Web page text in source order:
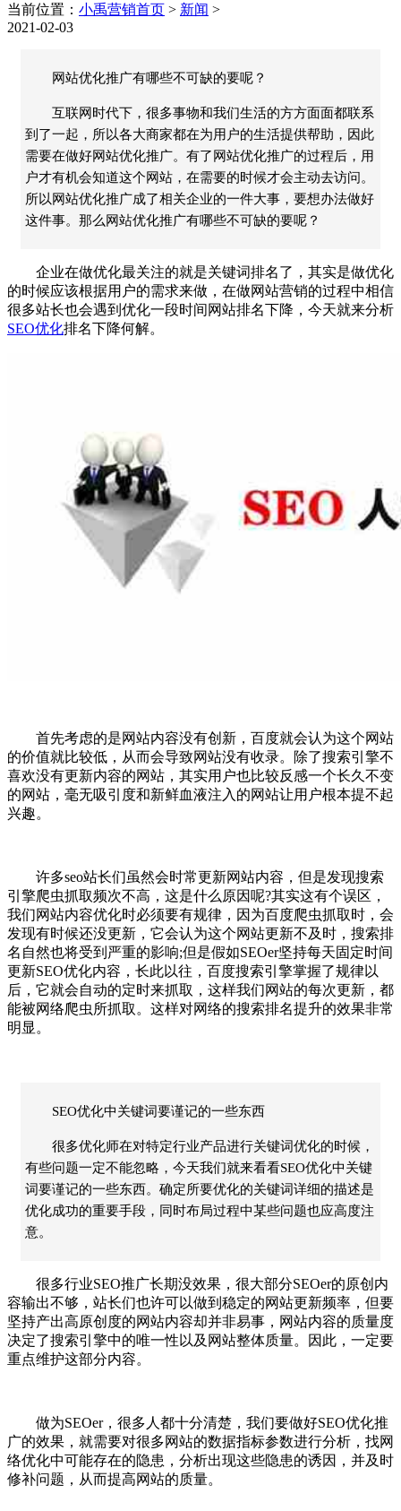
当前位置： 小禹营销首页 > 新闻 >
2021-02-03
网站优化推广有哪些不可缺的要呢？
互联网时代下，很多事物和我们生活的方方面面都联系
到了一起，所以各大商家都在为用户的生活提供帮助，因此
需要在做好网站优化推广。有了网站优化推广的过程后，用
户才有机会知道这个网站，在需要的时候才会主动去访问。
所以网站优化推广成了相关企业的一件大事，要想办法做好
这件事。那么网站优化推广有哪些不可缺的要呢？
企业在做优化最关注的就是关键词排名了，其实是做优化
的时候应该根据用户的需求来做，在做网站营销的过程中相信
很多站长也会遇到优化一段时间网站排名下降，今天就来分析
SEO优化排名下降何解。
首先考虑的是网站内容没有创新，百度就会认为这个网站
的价值就比较低，从而会导致网站没有收录。除了搜索引擎不
喜欢没有更新内容的网站，其实用户也比较反感一个长久不变
的网站，毫无吸引度和新鲜血液注入的网站让用户根本提不起
兴趣。
许多seo站长们虽然会时常更新网站内容，但是发现搜索
引擎爬虫抓取频次不高，这是什么原因呢?其实这有个误区，
我们网站内容优化时必须要有规律，因为百度爬虫抓取时，会
发现有时候还没更新，它会认为这个网站更新不及时，搜索排
名自然也将受到严重的影响;但是假如SEOer坚持每天固定时间
更新SEO优化内容，长此以往，百度搜索引擎掌握了规律以
后，它就会自动的定时来抓取，这样我们网站的每次更新，都
能被网络爬虫所抓取。这样对网络的搜索排名提升的效果非常
明显。
SEO优化中关键词要谨记的一些东西
很多优化师在对特定行业产品进行关键词优化的时候，
有些问题一定不能忽略，今天我们就来看看SEO优化中关键
词要谨记的一些东西。确定所要优化的关键词详细的描述是
优化成功的重要手段，同时布局过程中某些问题也应高度注
意。
很多行业SEO推广长期没效果，很大部分SEOer的原创内
容输出不够，站长们也许可以做到稳定的网站更新频率，但要
坚持产出高原创度的网站内容却并非易事，网站内容的质量度
决定了搜索引擎中的唯一性以及网站整体质量。因此，一定要
重点维护这部分内容。
做为SEOer，很多人都十分清楚，我们要做好SEO优化推
广的效果，就需要对很多网站的数据指标参数进行分析，找网
络优化中可能存在的隐患，分析出现这些隐患的诱因，并及时
修补问题，从而提高网站的质量。